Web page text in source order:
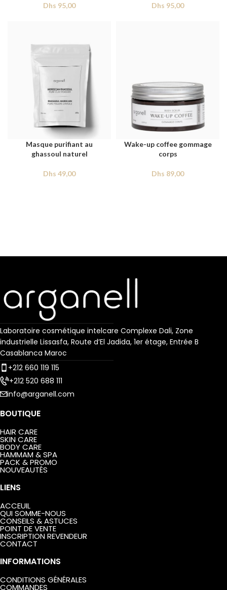
Dhs 95,00 Dhs 95,00
Masque purifiant au
ghassoul naturel
Dhs 49,00
Wake-up coffee gommage
corps
Dhs 89,00
Laboratoire cosmétique intelcare Complexe Dali, Zone
industrielle Lissasfa, Route d’El Jadida, 1er étage, Entrée B
Casablanca Maroc
+212 660 119 115
+212 520 688 111
info@arganell.com
BOUTIQUE
HAIR CARE
SKIN CARE
BODY CARE
HAMMAM & SPA
PACK & PROMO
NOUVEAUTÉS
LIENS
ACCEUIL
QUI SOMME-NOUS
CONSEILS & ASTUCES
POINT DE VENTE
INSCRIPTION REVENDEUR
CONTACT
INFORMATIONS
CONDITIONS GÉNÉRALES
COMMANDES